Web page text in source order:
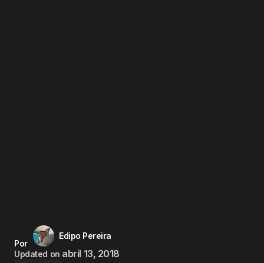
Por
Edipo Pereira
Updated on abril 13, 2018